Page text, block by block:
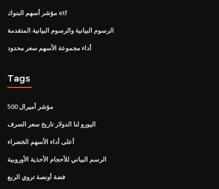
مؤشر أسهم البنوك etf
الرسوم البيانية والرسوم البيانية المتقدمة
أداء مجموعة الأسهم سعر محدود
Tags
500 مؤشر أميرال
اليورو لنا الدولار تاريخ سعر الصرف
أعلى أداء الأسهم الخضراء
الرسم البياني للأحجام الأحذية الأوروبية
فضة أونصة تروي الربع